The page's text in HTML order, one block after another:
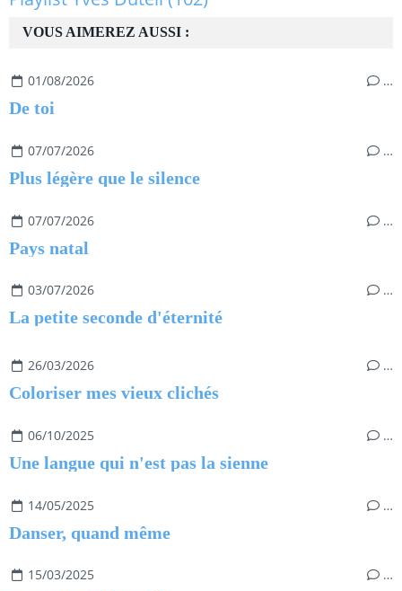
VOUS AIMEREZ AUSSI :
01/08/2026 …
De toi
07/07/2026 …
Plus légère que le silence
07/07/2026 …
Pays natal
03/07/2026 …
La petite seconde d'éternité
26/03/2026 …
Coloriser mes vieux clichés
06/10/2025 …
Une langue qui n'est pas la sienne
14/05/2025 …
Danser, quand même
15/03/2025 …